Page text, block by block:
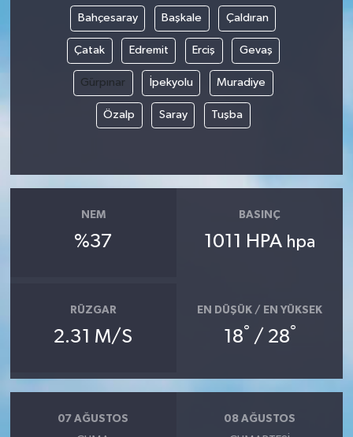
Bahçesaray Başkale Çaldıran
Çatak Edremit Erciş Gevaş
Gürpınar İpekyolu Muradiye
Özalp Saray Tuşba
NEM
%37
BASINÇ
1011 HPA hpa
RÜZGAR
2.31 M/S
EN DÜŞÜK / EN YÜKSEK
18° / 28°
07 AĞUSTOS 08 AĞUSTOS